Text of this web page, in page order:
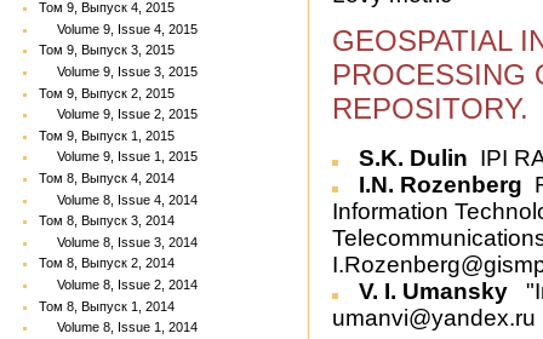
Том 9, Выпуск 4, 2015
Volume 9, Issue 4, 2015
Том 9, Выпуск 3, 2015
Volume 9, Issue 3, 2015
Том 9, Выпуск 2, 2015
Volume 9, Issue 2, 2015
Том 9, Выпуск 1, 2015
Volume 9, Issue 1, 2015
Том 8, Выпуск 4, 2014
Volume 8, Issue 4, 2014
Том 8, Выпуск 3, 2014
Volume 8, Issue 3, 2014
Том 8, Выпуск 2, 2014
Volume 8, Issue 2, 2014
Том 8, Выпуск 1, 2014
Volume 8, Issue 1, 2014
GEOSPATIAL
PROCESSING
REPOSITORY.
S.K. Dulin IPI
I.N. Rozenberg
Information
V. I. Umansky
umanvi@yandex.ru